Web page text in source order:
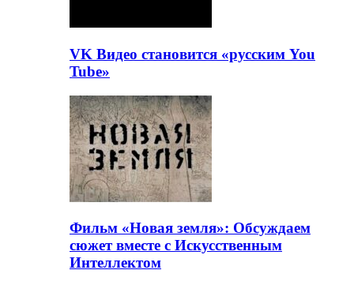
VK Видео становится «русским You
Tube»
Фильм «Новая земля»: Обсуждаем
сюжет вместе с Искусственным
Интеллектом